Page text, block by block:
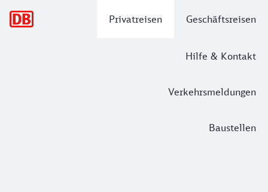
Privatreisen Geschäftsreisen
Hilfe & Kontakt
Verkehrsmeldungen
Baustellen